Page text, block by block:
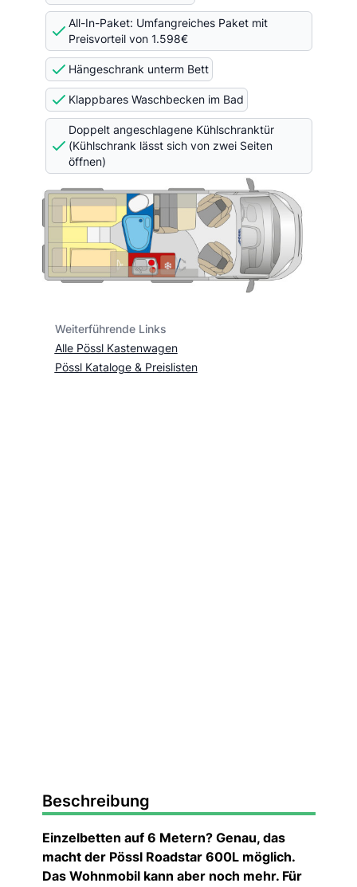
All-In-Paket: Umfangreiches Paket mit
Preisvorteil von 1.598€
Hängeschrank unterm Bett
Klappbares Waschbecken im Bad
Doppelt angeschlagene Kühlschranktür
(Kühlschrank lässt sich von zwei Seiten
öffnen)
Weiterführende Links
Alle Pössl Kastenwagen
Pössl Kataloge & Preislisten
Beschreibung
Einzelbetten auf 6 Metern? Genau, das
macht der Pössl Roadstar 600L möglich.
Das Wohnmobil kann aber noch mehr. Für